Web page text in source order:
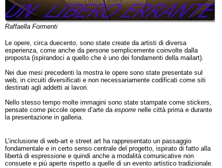
Raffaella Formenti
Le opere, circa duecento, sono state create da artisti di diversa
esperienza, come anche da persone semplicemente coinvolte dalla
proposta (ispirandoci a quello che è uno dei fondamenti della mailart).
Nei due mesi precedenti la mostra le opere sono state presentate sul
web, in circuiti diversificati e non necessariamente codificati come siti
destinati agli addetti ai lavori.
Nello stesso tempo molte immagini sono state stampate come stickers,
pensate come piccole opere d’arte da esporre nelle città prima e durante
la presentazione in galleria.
L’inclusione di web-art e street art ha rappresentato un passaggio
fondamentale e in certo senso centrale del progetto, ispirato di fatto alla
libertà di espressione e quindi anche a modalità comunicative non
consuete e più aperte rispetto a quelle di un evento artistico tradizionale.